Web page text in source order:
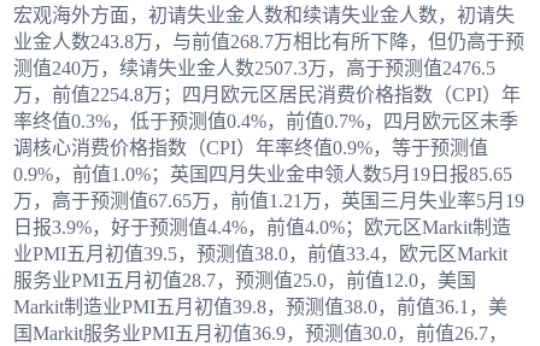
宏观海外方面，初请失业金人数和续请失业金人数，初请失
业金人数243.8万，与前值268.7万相比有所下降，但仍高于预
测值240万，续请失业金人数2507.3万，高于预测值2476.5
万，前值2254.8万；四月欧元区居民消费价格指数（CPI）年
率终值0.3%，低于预测值0.4%，前值0.7%，四月欧元区未季
调核心消费价格指数（CPI）年率终值0.9%，等于预测值
0.9%，前值1.0%；英国四月失业金申领人数5月19日报85.65
万，高于预测值67.65万，前值1.21万，英国三月失业率5月19
日报3.9%，好于预测值4.4%，前值4.0%；欧元区Markit制造
业PMI五月初值39.5，预测值38.0，前值33.4，欧元区Markit
服务业PMI五月初值28.7，预测值25.0，前值12.0，美国
Markit制造业PMI五月初值39.8，预测值38.0，前值36.1，美
国Markit服务业PMI五月初值36.9，预测值30.0，前值26.7，